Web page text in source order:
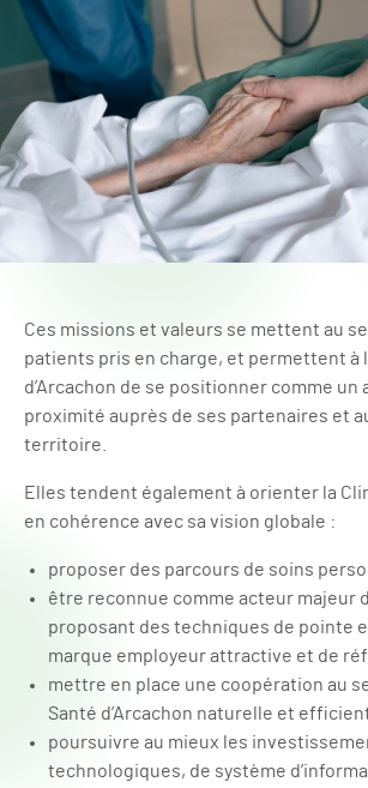
Ces missions et valeurs se mettent au
patients pris en charge, et permettent à
d’Arcachon de se positionner comme un
proximité auprès de ses partenaires et
territoire.
Elles tendent également à orienter la
en cohérence avec sa vision globale :
proposer des parcours de soins
être reconnue comme acteur majeur
proposant des techniques de pointe
marque employeur attractive et de
mettre en place une coopération au
Santé d’Arcachon naturelle et
poursuivre au mieux les
technologiques, de système